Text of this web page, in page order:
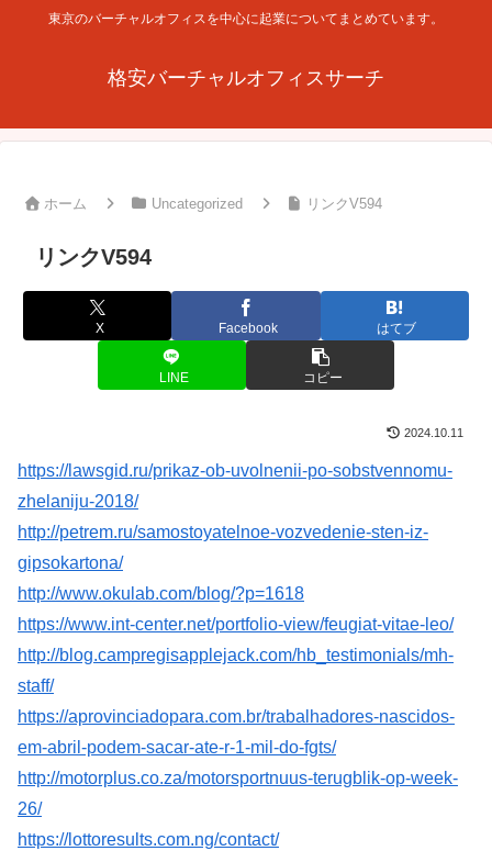
東京のバーチャルオフィスを中心に起業についてまとめています。
格安バーチャルオフィスサーチ
ホーム Uncategorized リンクV594
リンクV594
X Facebook はてブ
LINE コピー
2024.10.11
https://lawsgid.ru/prikaz-ob-uvolnenii-po-sobstvennomu-
zhelaniju-2018/
http://petrem.ru/samostoyatelnoe-vozvedenie-sten-iz-
gipsokartona/
http://www.okulab.com/blog/?p=1618
https://www.int-center.net/portfolio-view/feugiat-vitae-leo/
http://blog.campregisapplejack.com/hb_testimonials/mh-
staff/
https://aprovinciadopara.com.br/trabalhadores-nascidos-
em-abril-podem-sacar-ate-r-1-mil-do-fgts/
http://motorplus.co.za/motorsportnuus-terugblik-op-week-
26/
https://lottoresults.com.ng/contact/